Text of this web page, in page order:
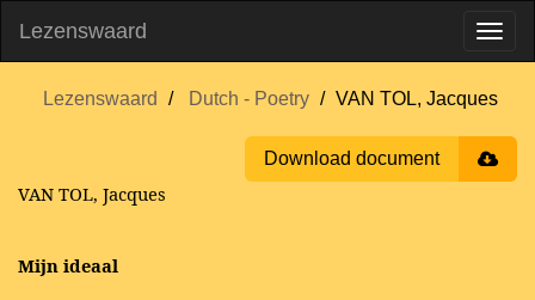
Lezenswaard
Lezenswaard Dutch - Poetry VAN TOL, Jacques
Download document
VAN TOL, Jacques
Mijn ideaal